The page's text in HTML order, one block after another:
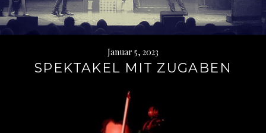
Januar 5, 2023
SPEKTAKEL MIT ZUGABEN